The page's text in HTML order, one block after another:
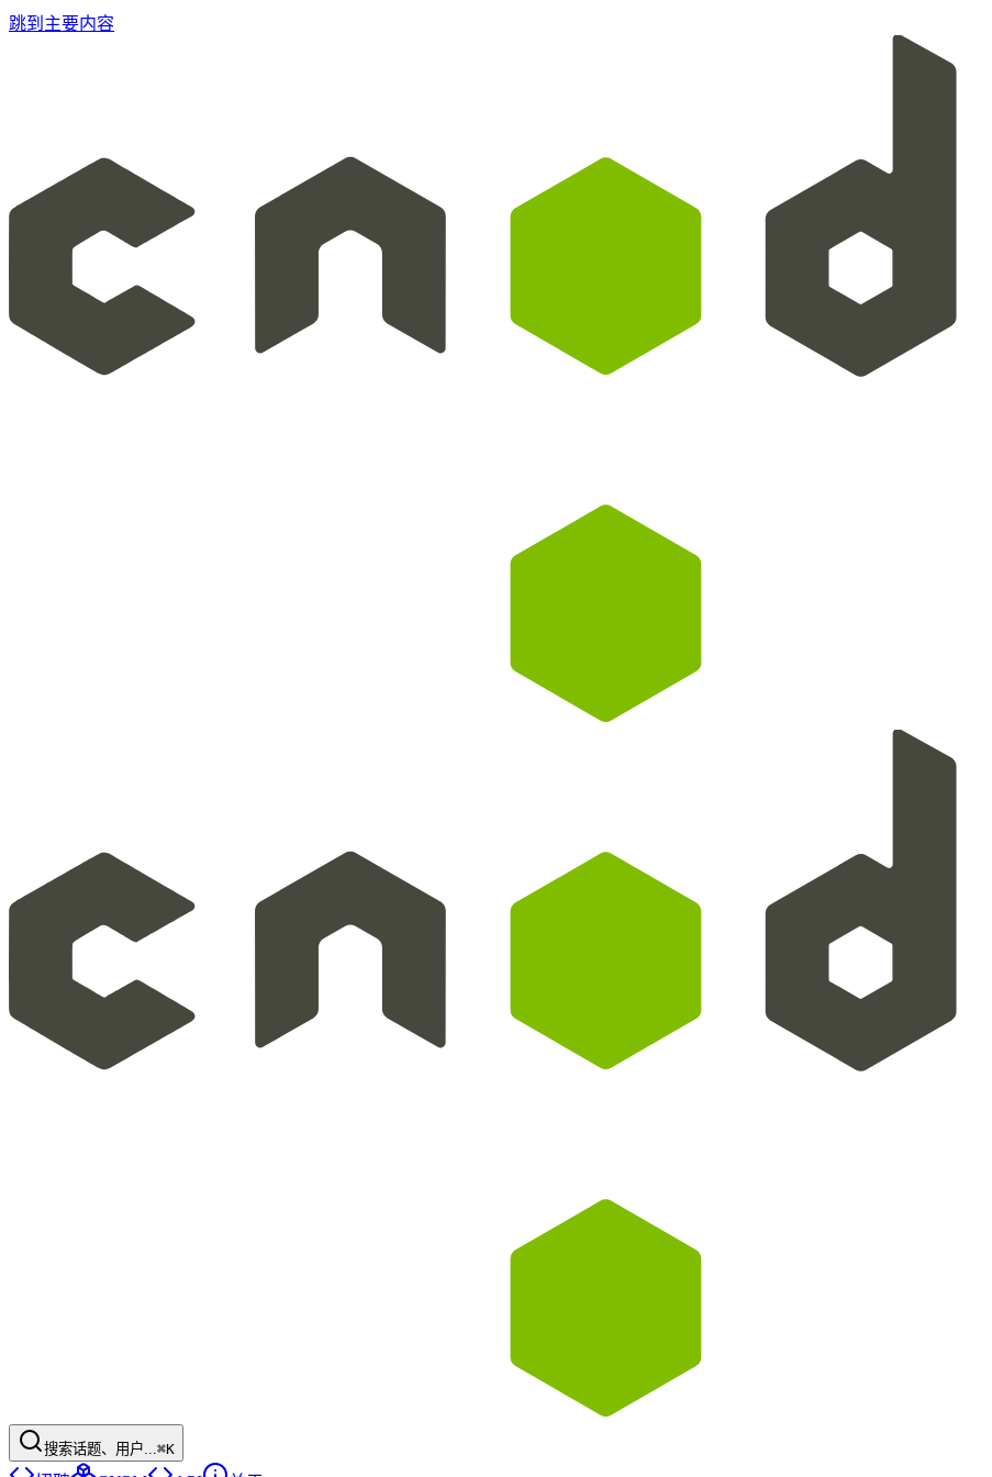
跳到主要内容
搜索话题、用户...⌘K